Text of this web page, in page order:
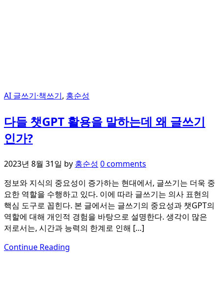
AI 글쓰기·책쓰기, 홍순성
다들 챗GPT 활용을 말하는데 왜 글쓰기
인가?
2023년 8월 31일 by 홍순성 0 comments
정보와 지식의 중요성이 증가하는 현대에서, 글쓰기는 더욱 중
요한 역할을 수행하고 있다. 이에 따라 글쓰기는 의사 표현의
핵심 도구로 꼽힌다. 본 글에서는 글쓰기의 중요성과 챗GPT의
역할에 대해 개인적 경험을 바탕으로 설명한다. 생각이 많은
저로서는, 시간과 능력의 한계로 인해 […]
Continue Reading